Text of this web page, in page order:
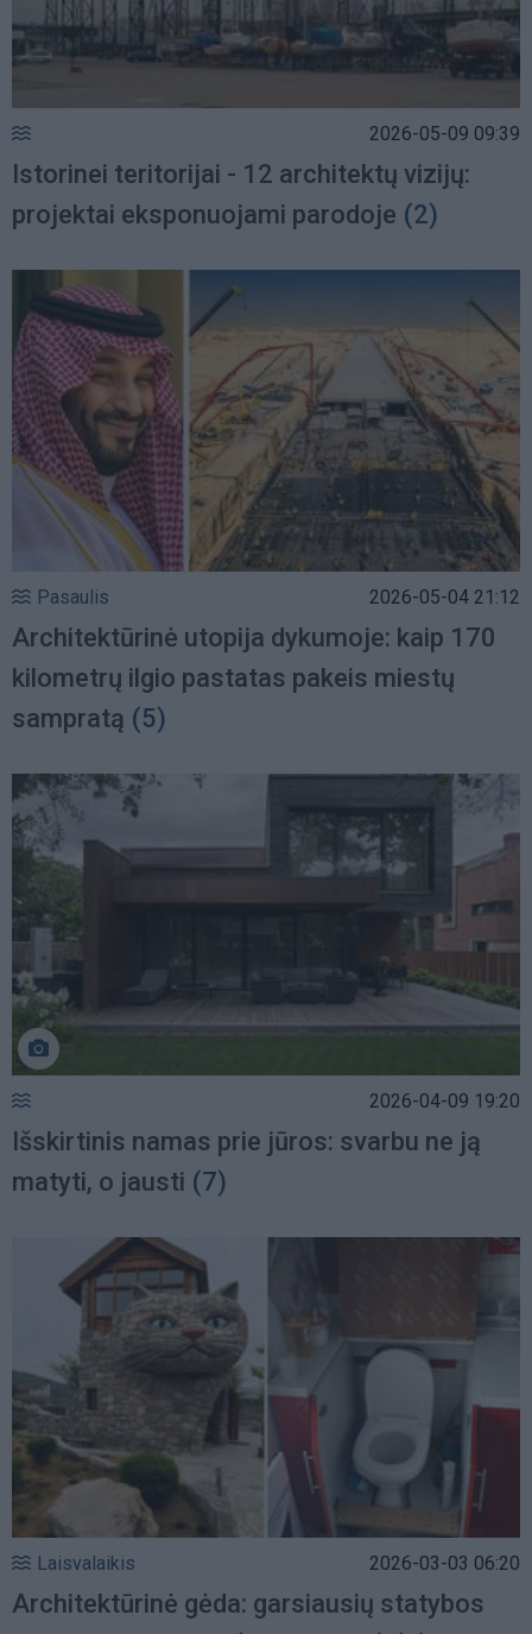
2026-05-09 09:39
Istorinei teritorijai - 12 architektų vizijų:
projektai eksponuojami parodoje (2)
Pasaulis 2026-05-04 21:12
Architektūrinė utopija dykumoje: kaip 170
kilometrų ilgio pastatas pakeis miestų
sampratą (5)
2026-04-09 19:20
Išskirtinis namas prie jūros: svarbu ne ją
matyti, o jausti (7)
Laisvalaikis 2026-03-03 06:20
Architektūrinė gėda: garsiausių statybos